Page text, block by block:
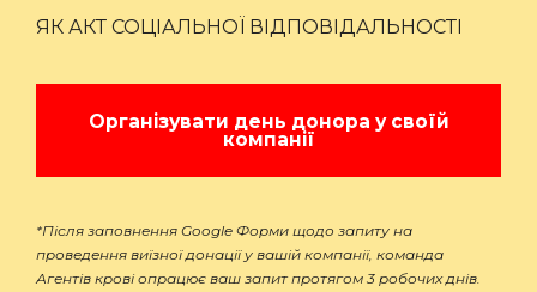
ЯК АКТ СОЦІАЛЬНОЇ ВІДПОВІДАЛЬНОСТІ
Організувати день донора у своїй
компанії
*Після заповнення Google Форми щодо запиту на
проведення виїзної донації у вашій компанії, команда
Агентів крові опрацює ваш запит протягом 3 робочих днів.